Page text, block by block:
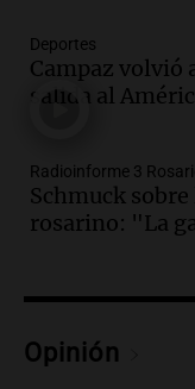
del centro
Noticias
clave
altas
Panorama
Audio.
ejecutivos
Deportes
Campaz volvió
salida al
Radioinforme 3
Schmuck
rosarino: "La
Opinión